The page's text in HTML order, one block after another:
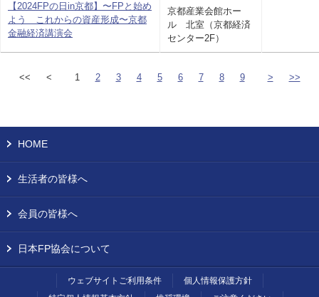
【2024FPの日in京都】〜FPと始め
よう これからの資産形成〜京都
金融経済講演会
京都産業会館ホー
ル 北室（京都経済
センター2F）
<< < 1 2 3 4 5 6 7 8 9 > >>
HOME
生活者の皆様へ
会員の皆様へ
日本FP協会について
ウェブサイトご利用条件
個人情報保護方針